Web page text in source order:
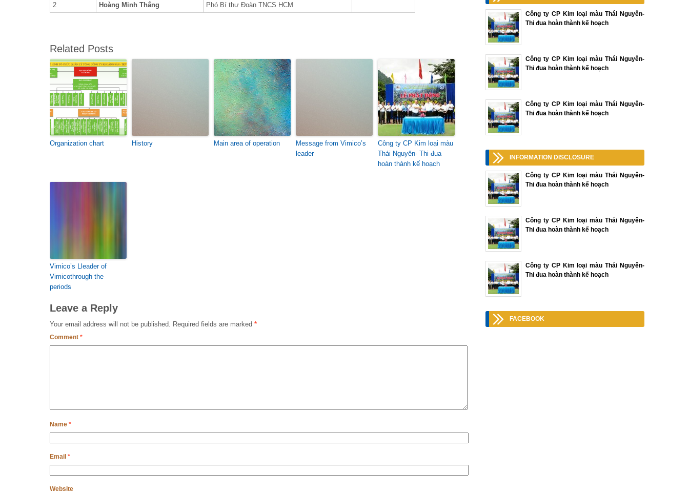
2
Hoàng Minh Thắng Phó Bí thư Đoàn TNCS HCM
Related Posts
Organization chart History Main area of operation
Message from Vimico’s
leader
Công ty CP Kim loại màu
Thái Nguyên- Thi đua
hoàn thành kế hoạch
Vimico’s Lleader of
Vimicothrough the
periods
Leave a Reply
Your email address will not be published. Required fields are marked *
Comment *
Name *
Email *
Website
Công ty CP Kim loại màu Thái Nguyên-
Thi đua hoàn thành kế hoạch
Công ty CP Kim loại màu Thái Nguyên-
Thi đua hoàn thành kế hoạch
Công ty CP Kim loại màu Thái Nguyên-
Thi đua hoàn thành kế hoạch
INFORMATION DISCLOSURE
Công ty CP Kim loại màu Thái Nguyên-
Thi đua hoàn thành kế hoạch
Công ty CP Kim loại màu Thái Nguyên-
Thi đua hoàn thành kế hoạch
Công ty CP Kim loại màu Thái Nguyên-
Thi đua hoàn thành kế hoạch
FACEBOOK